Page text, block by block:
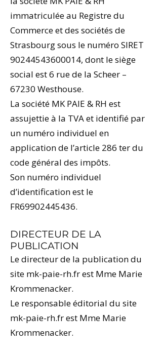
immatriculée au Registre du
Commerce et des sociétés de
Strasbourg sous le numéro SIRET
90244543600014, dont le siège
social est 6 rue de la Scheer –
67230 Westhouse.
La société MK PAIE & RH est
assujettie à la TVA et identifié par
un numéro individuel en
application de l’article 286 ter du
code général des impôts.
Son numéro individuel
d’identification est le
FR69902445436.
DIRECTEUR DE LA
PUBLICATION
Le directeur de la publication du
site mk-paie-rh.fr est Mme Marie
Krommenacker.
Le responsable éditorial du site
mk-paie-rh.fr est Mme Marie
Krommenacker.